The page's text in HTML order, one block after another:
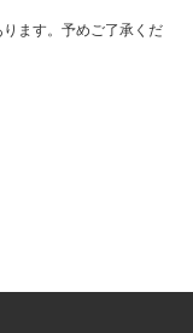
ます。予めご了承くだ